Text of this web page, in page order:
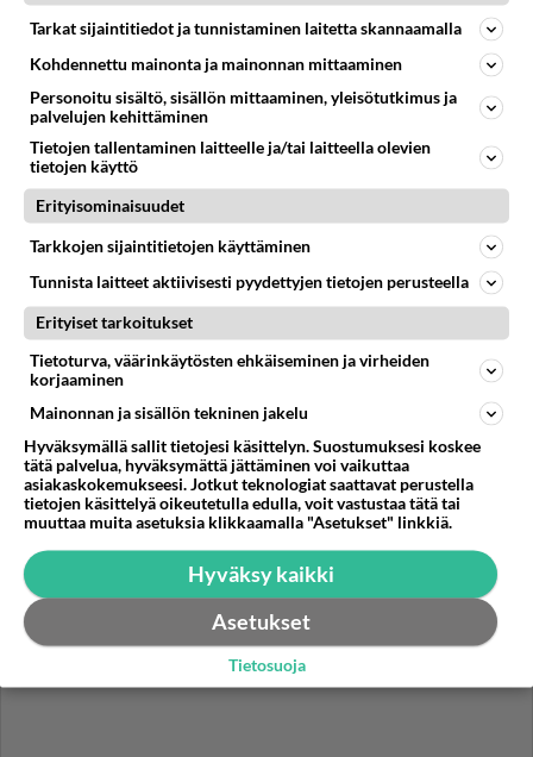
Vastattu 6v
Ennen näkemätön elokuva
Ohukaisesta ja Paksukaisesta. Youtubessa Stan &amp;
Ollie...
18.09.2018 12:39 1 1564
Vastattu 7v
Hachiko - Tarina uskollisuudesta
Olette varmaan kuulleet tarinan japanilaisesta Hachiko
-akitasta? Tarina on tosi, ja siinä uskollinen koira
saattaa is...
04.04.2010 11:23
Tarkat sijaintitiedot ja tunnistaminen laitetta skannaamalla
Kohdennettu mainonta ja mainonnan mittaaminen
Personoitu sisältö, sisällön mittaaminen, yleisötutkimus ja
palvelujen kehittäminen
Tietojen tallentaminen laitteelle ja/tai laitteella olevien
tietojen käyttö
Erityisominaisuudet
Tarkkojen sijaintitietojen käyttäminen
Tunnista laitteet aktiivisesti pyydettyjen tietojen perusteella
Erityiset tarkoitukset
Tietoturva, väärinkäytösten ehkäiseminen ja virheiden
korjaaminen
Mainonnan ja sisällön tekninen jakelu
Hyväksymällä sallit tietojesi käsittelyn. Suostumuksesi koskee
tätä palvelua, hyväksymättä jättäminen voi vaikuttaa
asiakaskokemukseesi. Jotkut teknologiat saattavat perustella
tietojen käsittelyä oikeutetulla edulla, voit vastustaa tätä tai
muuttaa muita asetuksia klikkaamalla "Asetukset" linkkiä.
Hyväksy kaikki
Asetukset
Tietosuoja